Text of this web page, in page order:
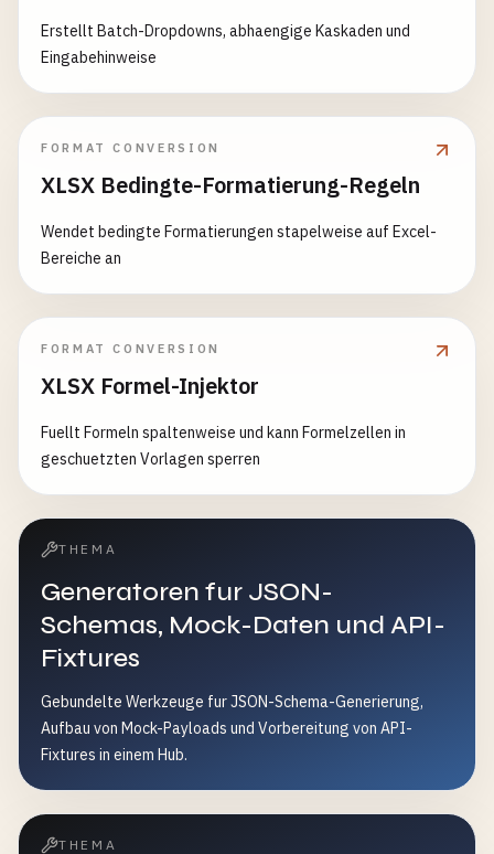
Erstellt Batch-Dropdowns, abhaengige Kaskaden und
Eingabehinweise
FORMAT CONVERSION
XLSX Bedingte-Formatierung-Regeln
Wendet bedingte Formatierungen stapelweise auf Excel-
Bereiche an
FORMAT CONVERSION
XLSX Formel-Injektor
Fuellt Formeln spaltenweise und kann Formelzellen in
geschuetzten Vorlagen sperren
THEMA
Generatoren fur JSON-
Schemas, Mock-Daten und API-
Fixtures
Gebundelte Werkzeuge fur JSON-Schema-Generierung,
Aufbau von Mock-Payloads und Vorbereitung von API-
Fixtures in einem Hub.
THEMA